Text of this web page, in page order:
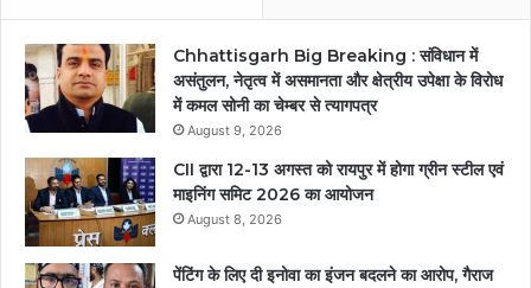
Chhattisgarh Big Breaking : संविधान में
असंतुलन, नेतृत्व में असमानता और क्षेत्रीय उपेक्षा के विरोध
में कमल सोनी का चेम्बर से त्यागपत्र
August 9, 2026
CII द्वारा 12-13 अगस्त को रायपुर में होगा ग्रीन स्टील एवं
माइनिंग समिट 2026 का आयोजन
August 8, 2026
पेंटिंग के लिए दी इनोवा का इंजन बदलने का आरोप, गैराज